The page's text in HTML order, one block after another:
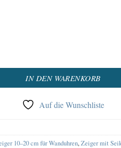
Menge
IN DEN WARENKORB
Auf die Wunschliste
10–20 cm für Wanduhren, Zeiger mit